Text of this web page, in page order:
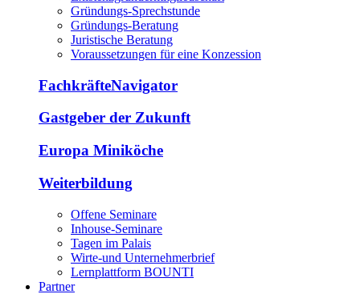
Gründungs-Sprechstunde
Gründungs-Beratung
Juristische Beratung
Voraussetzungen für eine Konzession
FachkräfteNavigator
Gastgeber der Zukunft
Europa Miniköche
Weiterbildung
Offene Seminare
Inhouse-Seminare
Tagen im Palais
Wirte-und Unternehmerbrief
Lernplattform BOUNTI
Partner